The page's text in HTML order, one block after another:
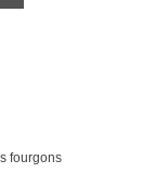
fourgons